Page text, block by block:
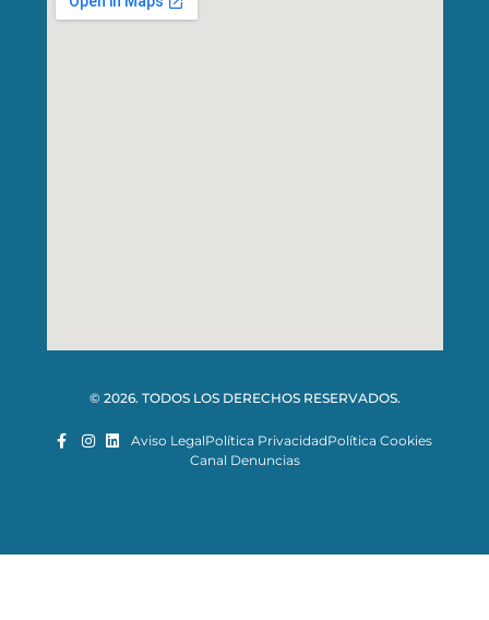
© 2026. TODOS LOS DERECHOS RESERVADOS.
Aviso LegalPolítica PrivacidadPolítica Cookies
Canal Denuncias